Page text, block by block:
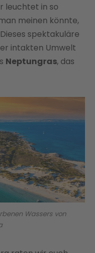
leuchtet in so
meinen könnte,
spektakuläre
intakten Umwelt
Neptungras, das
Wassers von